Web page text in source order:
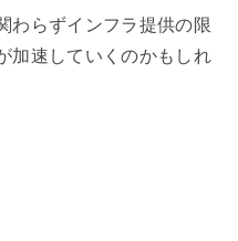
わらずインフラ提供の限
加速していくのかもしれ